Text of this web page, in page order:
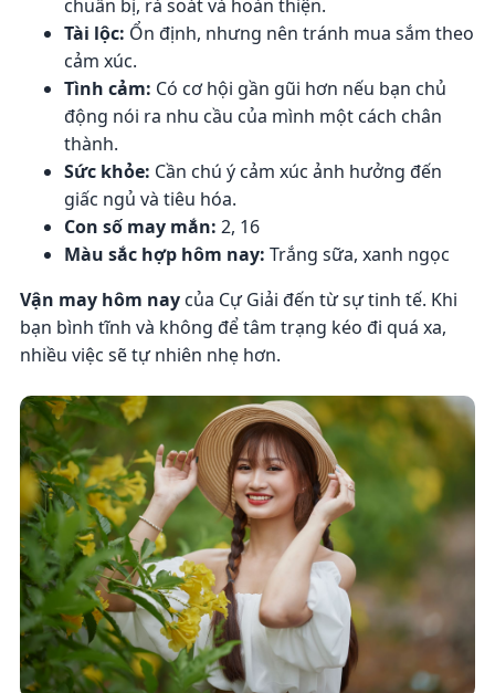
chuẩn bị, rà soát và hoàn thiện.
Tài lộc: Ổn định, nhưng nên tránh mua sắm theo
cảm xúc.
Tình cảm: Có cơ hội gần gũi hơn nếu bạn chủ
động nói ra nhu cầu của mình một cách chân
thành.
Sức khỏe: Cần chú ý cảm xúc ảnh hưởng đến
giấc ngủ và tiêu hóa.
Con số may mắn: 2, 16
Màu sắc hợp hôm nay: Trắng sữa, xanh ngọc
Vận may hôm naycủa Cự Giải đến từ sự tinh tế. Khi
bạn bình tĩnh và không để tâm trạng kéo đi quá xa,
nhiều việc sẽ tự nhiên nhẹ hơn.